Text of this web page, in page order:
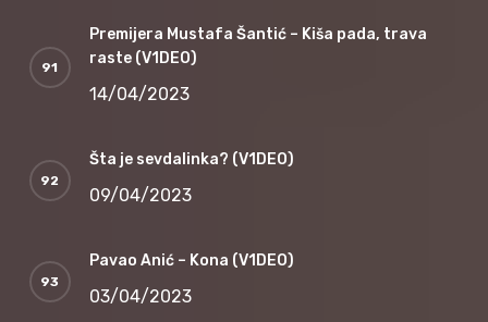
Premijera Mustafa Šantić – Kiša pada, trava
raste (V1DEO)
14/04/2023
Šta je sevdalinka? (V1DEO)
09/04/2023
Pavao Anić – Kona (V1DEO)
03/04/2023